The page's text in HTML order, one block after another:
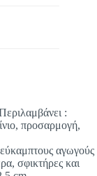
:
προσαρμογή,
αγωγούς
σφικτήρες και